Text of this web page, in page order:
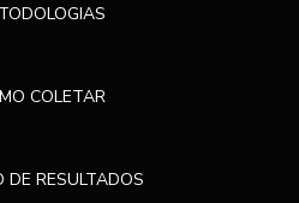
COLETAR
DE RESULTADOS